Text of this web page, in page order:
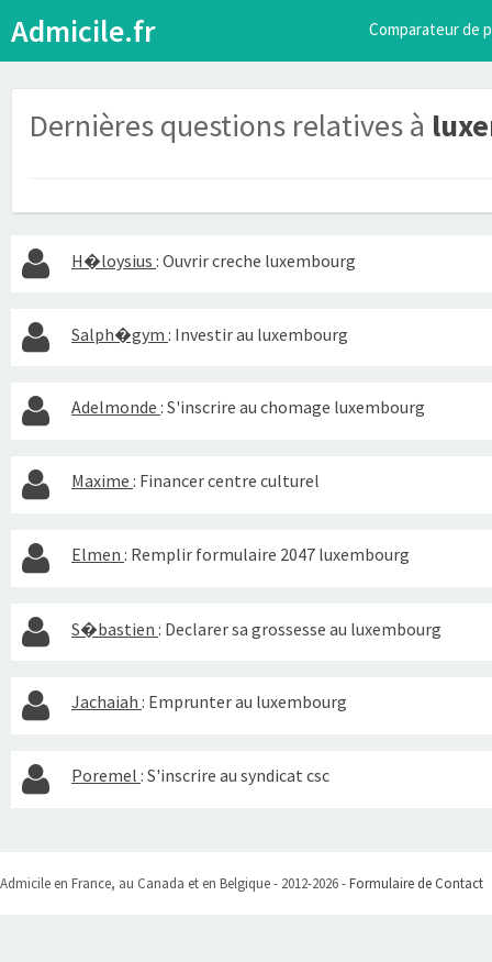
Admicile.fr Comparateur de
Dernières questions relatives à
H�loysius : Ouvrir creche luxembourg
Salph�gym : Investir au luxembourg
Adelmonde : S'inscrire au chomage luxembourg
Maxime : Financer centre culturel
Elmen : Remplir formulaire 2047 luxembourg
S�bastien : Declarer sa grossesse au luxembourg
Jachaiah : Emprunter au luxembourg
Poremel : S'inscrire au syndicat csc
Admicile en France, au Canada et en Belgique - 2012-2026 -Formulaire de Contact